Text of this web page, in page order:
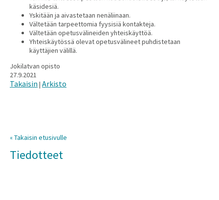
käsidesiä.
Yskitään ja aivastetaan nenäliinaan.
Vältetään tarpeettomia fyysisiä kontakteja.
Vältetään opetusvälineiden yhteiskäyttöä.
Yhteiskäytössä olevat opetusvälineet puhdistetaan
käyttäjien välillä.
Jokilatvan opisto
27.9.2021
Takaisin | Arkisto
« Takaisin etusivulle
Tiedotteet